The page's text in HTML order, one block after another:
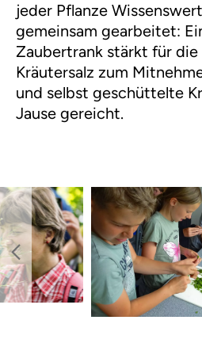
jeder Pflanze
gemeinsam gearbeitet:
Zaubertrank stärkt für
Kräutersalz zum
und selbst geschüttelte
Jause gereicht.